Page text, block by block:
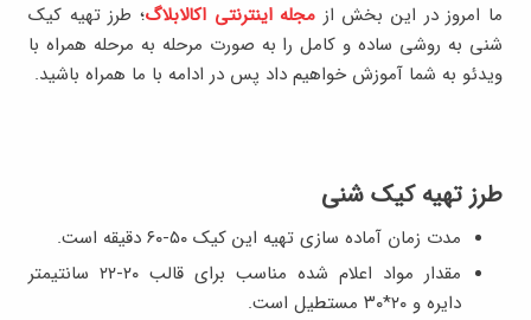
ما امروز در این بخش از مجله اینترنتی اکالابلاگ؛ طرز تهیه کیک
شنی به روشی ساده و کامل را به صورت مرحله به مرحله همراه با
ویدئو به شما آموزش خواهیم داد پس در ادامه با ما همراه باشید.
طرز تهیه کیک شنی
مدت زمان آماده سازی تهیه این کیک ۵۰-۶۰ دقیقه است.
مقدار مواد اعلام شده مناسب براي قالب ٢٠-٢٢ سانتيمتر
دايره و ٢٠*٣٠ مستطيل است.